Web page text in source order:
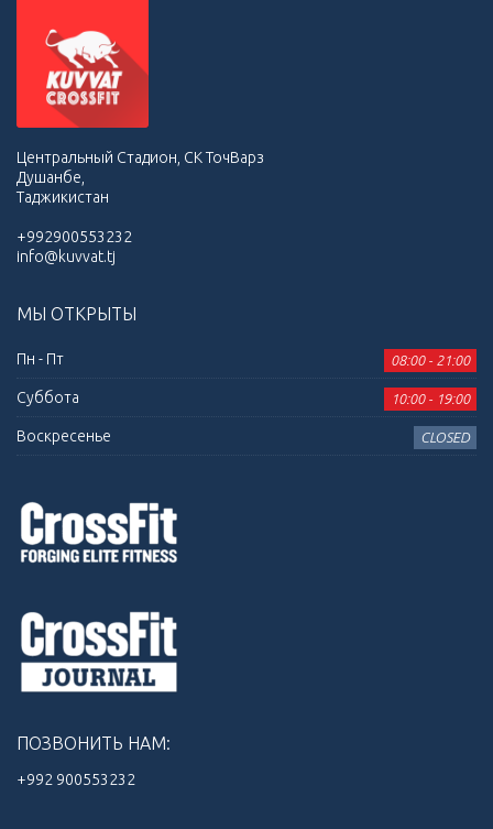
Центральный Стадион, СК ТочВарз
Душанбе,
Таджикистан
+992900553232
info@kuvvat.tj
МЫ ОТКРЫТЫ
Пн - Пт 08:00 - 21:00
Суббота 10:00 - 19:00
Воскресенье CLOSED
ПОЗВОНИТЬ НАМ:
+992 900553232‬